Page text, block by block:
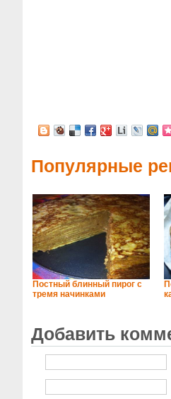
Популярные
Постный блинный пирог с
тремя начинками
Добавить